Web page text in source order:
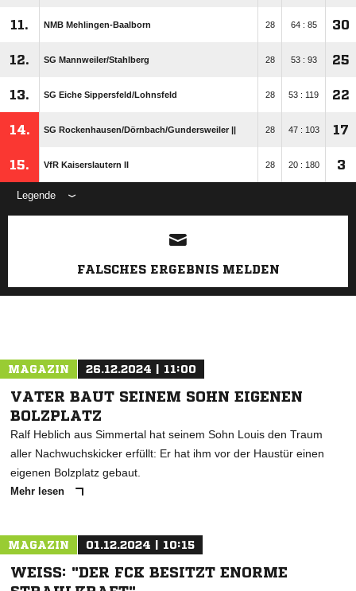
11. NMB Mehlingen-Baalborn 28 64 : 85 30
12. SG Mannweiler/​Stahlberg 28 53 : 93 25
13. SG Eiche Sippersfeld/​Lohnsfeld 28 53 : 119 22
14. SG Rockenhausen/​Dörnbach/​Gundersweiler || 28 47 : 103 17
15. VfR Kaiserslautern II 28 20 : 180 3
Legende
ANZEIGE
FALSCHES ERGEBNIS MELDEN
MAGAZIN 26.12.2024 | 11:00
VATER BAUT SEINEM SOHN EIGENEN
BOLZPLATZ
Ralf Heblich aus Simmertal hat seinem Sohn Louis den Traum
aller Nachwuchskicker erfüllt: Er hat ihm vor der Haustür einen
eigenen Bolzplatz gebaut.
Mehr lesen
MAGAZIN 01.12.2024 | 10:15
WEISS: "DER FCK BESITZT ENORME S